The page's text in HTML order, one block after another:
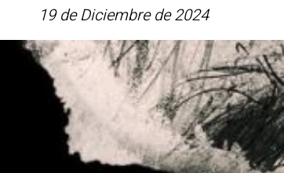
19 de Diciembre de 2024